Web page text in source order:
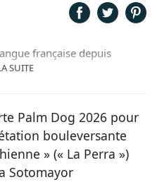
SUITE
française depuis
et les faire vivre.
Palm Dog 2026 pour
bouleversante
» (« La Perra »)
Sotomayor